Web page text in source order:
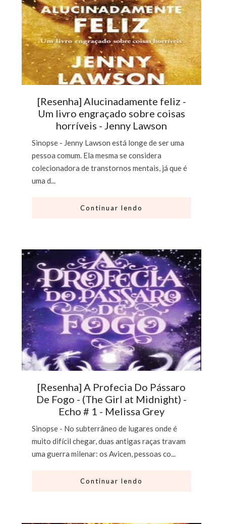
[Resenha] Alucinadamente feliz -
Um livro engraçado sobre coisas
horríveis - Jenny Lawson
Sinopse - Jenny Lawson está longe de ser uma
pessoa comum. Ela mesma se considera
colecionadora de transtornos mentais, já que é
uma d...
Continuar lendo
[Resenha] A Profecia Do Pássaro
De Fogo - (The Girl at Midnight) -
Echo # 1 - Melissa Grey
Sinopse - No subterrâneo de lugares onde é
muito difícil chegar, duas antigas raças travam
uma guerra milenar: os Avicen, pessoas co...
Continuar lendo